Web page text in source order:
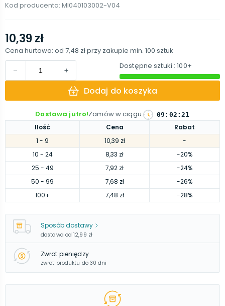
Kod producenta: MI040103002-V04
Ilość Cena
Rabat
1 - 9 10,39 zł
-
10 - 24 8,33 zł
-20%
25 - 49 7,92 zł
-24%
50 - 99 7,68 zł
-26%
100+ 7,48 zł -28%
10,39 zł
Cena hurtowa: od 7,48 złprzy zakupie min. 100 sztuk
Dostępne sztuki : 100+
Dodaj do koszyka
Dostawa jutro!Zamów w ciągu: 09 : 02 :20
Sposób dostawy
dostawa od 12,99 zł
Zwrot pieniędzy
zwrot produktu do 30 dni